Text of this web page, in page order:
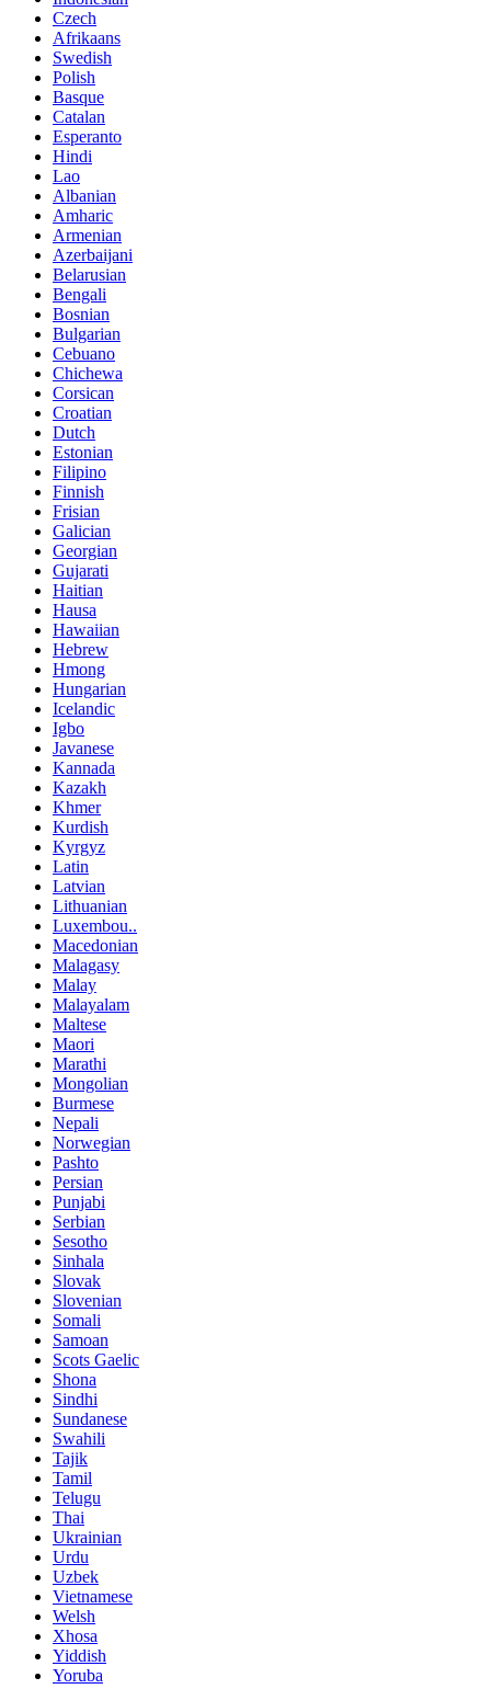
Czech
Afrikaans
Swedish
Polish
Basque
Catalan
Esperanto
Hindi
Lao
Albanian
Amharic
Armenian
Azerbaijani
Belarusian
Bengali
Bosnian
Bulgarian
Cebuano
Chichewa
Corsican
Croatian
Dutch
Estonian
Filipino
Finnish
Frisian
Galician
Georgian
Gujarati
Haitian
Hausa
Hawaiian
Hebrew
Hmong
Hungarian
Icelandic
Igbo
Javanese
Kannada
Kazakh
Khmer
Kurdish
Kyrgyz
Latin
Latvian
Lithuanian
Luxembou..
Macedonian
Malagasy
Malay
Malayalam
Maltese
Maori
Marathi
Mongolian
Burmese
Nepali
Norwegian
Pashto
Persian
Punjabi
Serbian
Sesotho
Sinhala
Slovak
Slovenian
Somali
Samoan
Scots Gaelic
Shona
Sindhi
Sundanese
Swahili
Tajik
Tamil
Telugu
Thai
Ukrainian
Urdu
Uzbek
Vietnamese
Welsh
Xhosa
Yiddish
Yoruba